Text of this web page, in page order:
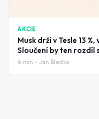
AKCIE
Musk drží v Tesle 13
Sloučení by ten rozdíl
6 min - Jan Blecha